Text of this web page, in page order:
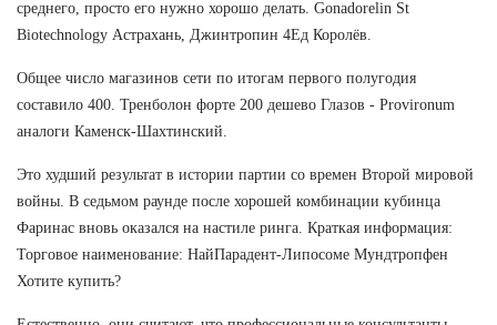
среднего, просто его нужно хорошо делать. Gonadorelin St
Biotechnology Астрахань, Джинтропин 4Ед Королёв.
Общее число магазинов сети по итогам первого полугодия
составило 400. Тренболон форте 200 дешево Глазов - Provironum
аналоги Каменск-Шахтинский.
Это худший результат в истории партии со времен Второй мировой
войны. В седьмом раунде после хорошей комбинации кубинца
Фаринас вновь оказался на настиле ринга. Краткая информация:
Торговое наименование: НайПарадент-Липосоме Мундтропфен
Хотите купить?